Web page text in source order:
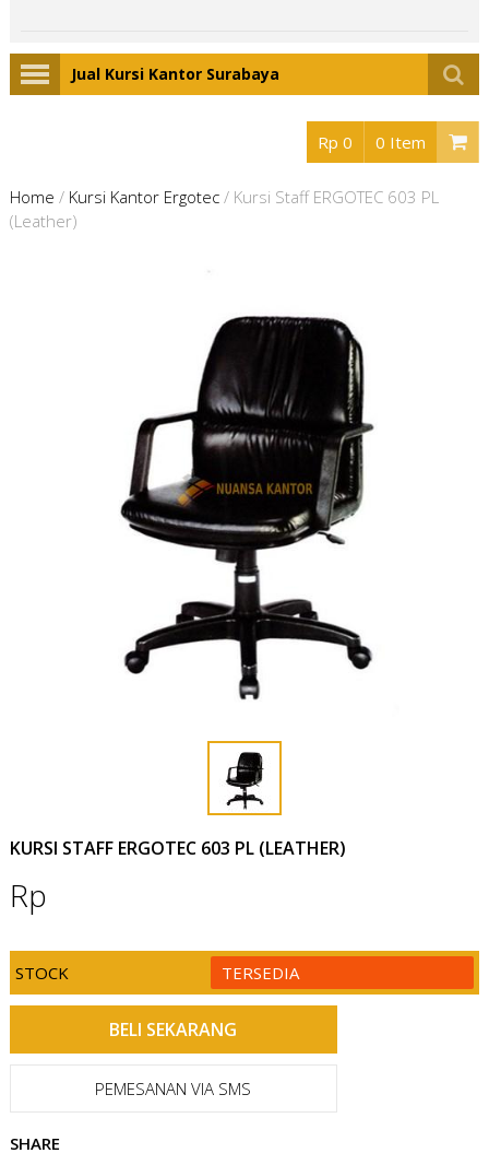
Jual Kursi Kantor Surabaya
Rp 0 0 Item
Home / Kursi Kantor Ergotec/ Kursi Staff ERGOTEC 603 PL
(Leather)
KURSI STAFF ERGOTEC 603 PL (LEATHER)
Rp
STOCK TERSEDIA
PEMESANAN VIA SMS
SHARE